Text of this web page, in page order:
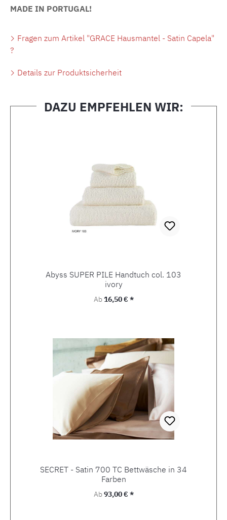
MADE IN PORTUGAL!
Fragen zum Artikel "GRACE Hausmantel - Satin Capela"
?
Details zur Produktsicherheit
DAZU EMPFEHLEN WIR:
Abyss SUPER PILE Handtuch col. 103
ivory
Regulärer Preis:
Ab16,50 € *
SECRET - Satin 700 TC Bettwäsche in 34
Farben
Regulärer Preis:
Ab93,00 € *